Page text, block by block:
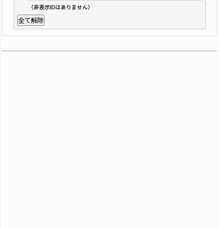
（非表示IDはありません）
全て解除